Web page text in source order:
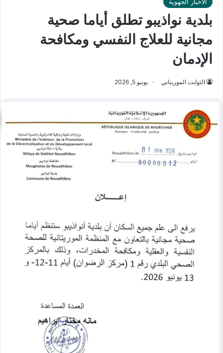
بلدية نواذيبو تطلق أياما صحية
مجانية للعلاج النفسي ومكافحة
الإدمان
الثوابت الموريتاني يونيو 5, 2026